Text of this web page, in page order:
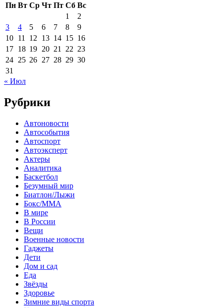
Пн Вт Ср Чт Пт Сб Вс
1
2
3
4 5 6 7 8
9
10 11 12 13 14 15 16
17 18 19 20 21 22 23
24 25 26 27 28 29 30
31
« Июл
Рубрики
Автоновости
Автособытия
Автоспорт
Автоэксперт
Актеры
Аналитика
Баскетбол
Безумный мир
Биатлон/Лыжи
Бокс/MMA
В мире
В России
Вещи
Военные новости
Гаджеты
Дети
Дом и сад
Еда
Звёзды
Здоровье
Зимние виды спорта